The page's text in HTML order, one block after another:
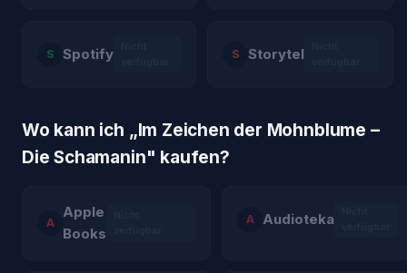
S Spotify S Storytel
Wo kann ich „Im Zeichen der Mohnblume –
Die Schamanin" kaufen?
A
Apple
Books
A Audioteka